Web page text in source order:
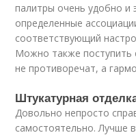
палитры очень удобно и
определенные
соответствующий
Можно также поступить
не противоречат, а
Штукатурная
Довольно непросто
самостоятельно. Лучше